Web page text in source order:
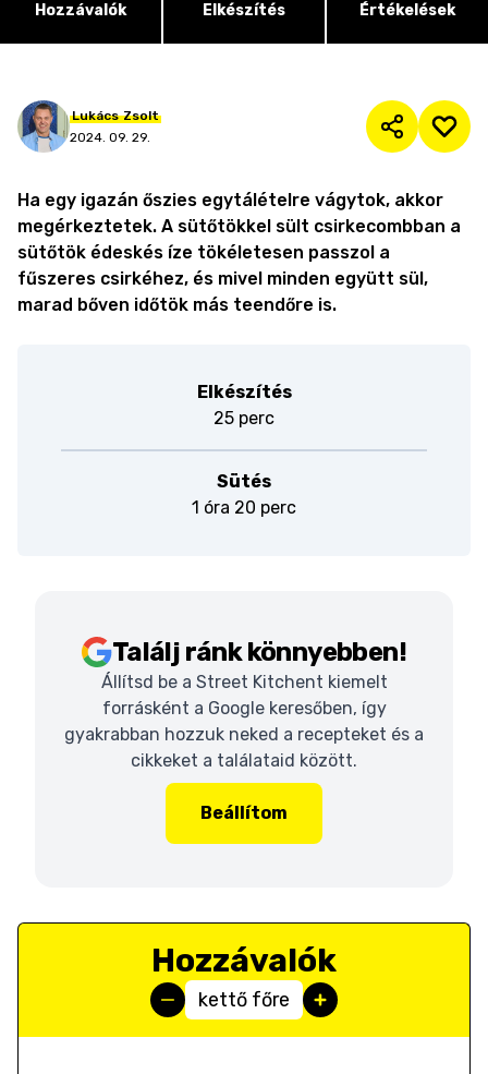
Hozzávalók Elkészítés Értékelések
Lukács Zsolt
2024. 09. 29.
Ha egy igazán őszies egytálételre vágytok, akkor
megérkeztetek. A sütőtökkel sült csirkecombban a
sütőtök édeskés íze tökéletesen passzol a
fűszeres csirkéhez, és mivel minden együtt sül,
marad bőven időtök más teendőre is.
Elkészítés
25 perc
Sütés
1 óra 20 perc
Találj ránk könnyebben!
Állítsd be a Street Kitchent kiemelt
forrásként a Google keresőben, így
gyakrabban hozzuk neked a recepteket és a
cikkeket a találataid között.
Beállítom
Hozzávalók
kettő főre